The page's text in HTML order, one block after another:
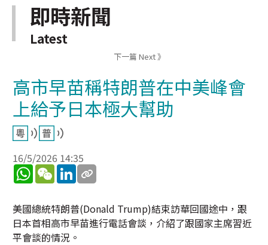
即時新聞
Latest
下一篇 Next 》
高市早苗稱特朗普在中美峰會
上給予日本極大幫助
16/5/2026 14:35
WhatsApp
WeChatLinkedIn
美國總統特朗普(Donald Trump)結束訪華回國途中，跟
日本首相高市早苗進行電話會談，介紹了跟國家主席習近
平會談的情況。